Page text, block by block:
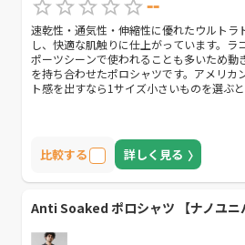
--
速乾性・通気性・伸縮性に優れたウルトラ
し、快適な肌触りに仕上がっています。ラ
ポーツシーンで使われることも多いため動
を持ち合わせたポロシャツです。アメリカ
ト感を出すなら1サイズ小さいものを選ぶ
比較する 詳しく見る
Anti Soaked ポロシャツ 【ナノユニ